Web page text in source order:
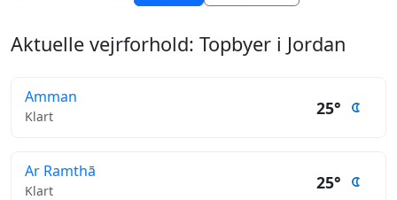
Aktuelle vejrforhold: Topbyer i Jordan
Amman
Klart 25°
Ar Ramthā
Klart 25°